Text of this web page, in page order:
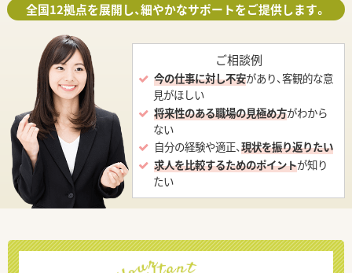
全国12拠点を展開し、細やかなサポートをご提供します。
ご相談例
今の仕事に対し不安があり、客観的な意
見がほしい
将来性のある職場の見極め方がわから
ない
自分の経験や適正、現状を振り返りたい
求人を比較するためのポイントが知り
たい